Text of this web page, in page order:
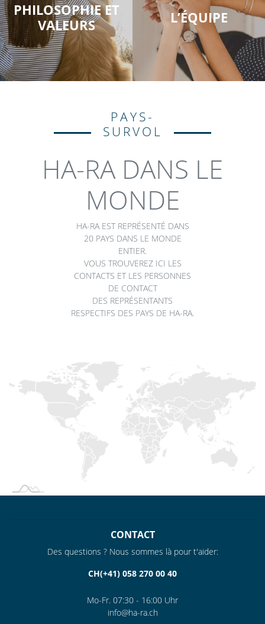
PHILOSOPHIE ET
VALEURS
L’ÉQUIPE
PAYS-
SURVOL
HA-RA DANS LE
MONDE
HA-RA EST REPRÉSENTÉ DANS
20 PAYS DANS LE MONDE
ENTIER.
VOUS TROUVEREZ ICI LES
CONTACTS ET LES PERSONNES
DE CONTACT
DES REPRÉSENTANTS
RESPECTIFS DES PAYS DE HA-RA.
CONTACT
Des questions ? Nous sommes là pour t'aider:
CH(+41) 058 270 00 40
Mo-Fr. 07:30 - 16:00 Uhr
info@ha-ra.ch